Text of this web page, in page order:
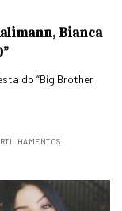
Bianca
do “Big Brother